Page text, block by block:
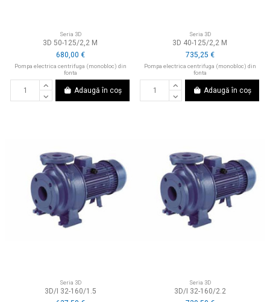
Seria 3D
3D 50-125/2,2 M
680,00 €
Pompa electrica centrifuga (monobloc) din
fonta
Adaugă în coș
Seria 3D
3D 40-125/2,2 M
735,25 €
Pompa electrica centrifuga (monobloc) din
fonta
Adaugă în coș
Seria 3D
3D/I 32-160/1.5
Seria 3D
3D/I 32-160/2.2